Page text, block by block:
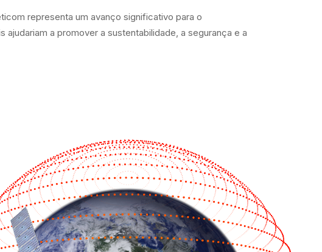
representa um avanço significativo para o
a promover a sustentabilidade, a segurança e a